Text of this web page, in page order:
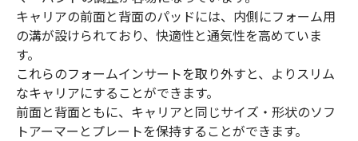
キャリアの前面と背面のパッドには、内側にフォーム用
の溝が設けられており、快適性と通気性を高めていま
す。
これらのフォームインサートを取り外すと、よりスリム
なキャリアにすることができます。
前面と背面ともに、キャリアと同じサイズ・形状のソフ
トアーマーとプレートを保持することができます。